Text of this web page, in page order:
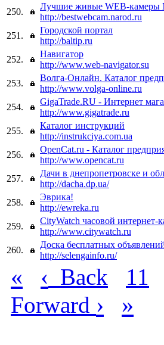
250.
Лучшие живые WEB-камеры
http://bestwebcam.narod.ru
251.
Городской портал
http://baltip.ru
252.
Навигатор
http://www.web-navigator.su
253.
Волга-Онлайн. Каталог
http://www.volga-online.ru
254.
GigaTrade.RU - Интернет
http://www.gigatrade.ru
255.
Каталог инструкций
http://instrukciya.com.ua
256.
OpenCat.ru - Каталог
http://www.opencat.ru
257.
Дачи в днепропетровске и
http://dacha.dp.ua/
258.
Эврика!
http://ewreka.ru
259.
CityWatch часовой интернет-
http://www.citywatch.ru
260.
Доска бесплатных
http://selengainfo.ru/
« ‹ Back 11
Forward › »